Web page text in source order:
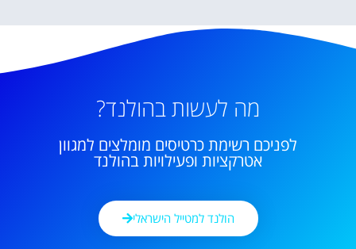
מה לעשות בהולנד?
לפניכם רשימת כרטיסים מומלצים למגוון
אטרקציות ופעילויות בהולנד
הולנד למטייל הישראלי